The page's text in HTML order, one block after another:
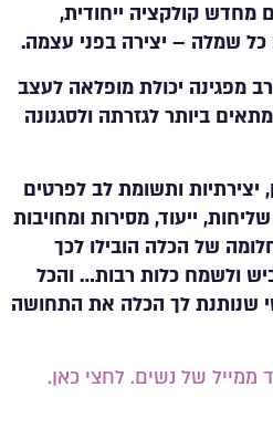
מחדש קולקציה ייחודית,
כל שמלה – יצירה בפני עצמה.
מפגינה יכולת מופלאה לעצב
ביותר לגזרתה ולסגנונה
עידון, יצירתיות ותשומת לב לפרטים
ייעוד, מסירות ומחויבות
של הכלה הובילו לכך
ולשמח כלות רבות… והכל
שנותנת לך הכלה את התחושה
ממייל של נשים. לחצי כאן.